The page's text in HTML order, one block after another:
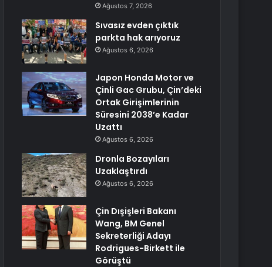
Ağustos 7, 2026
Sıvasız evden çıktık
parkta hak arıyoruz
Ağustos 6, 2026
Japon Honda Motor ve
Çinli Gac Grubu, Çin’deki
Ortak Girişimlerinin
Süresini 2038’e Kadar
Uzattı
Ağustos 6, 2026
Dronla Bozayıları
Uzaklaştırdı
Ağustos 6, 2026
Çin Dışişleri Bakanı
Wang, BM Genel
Sekreterliği Adayı
Rodrigues-Birkett ile
Görüştü